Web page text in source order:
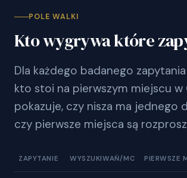
POLE WALKI
Kto wygrywa które
Dla każdego badanego
kto stoi na pierwszym miejscu w
pokazuje, czy nisza ma jednego
czy pierwsze miejsca są
ZAPYTANIE WYSZUKIWAŃ/MC PIERWSZE